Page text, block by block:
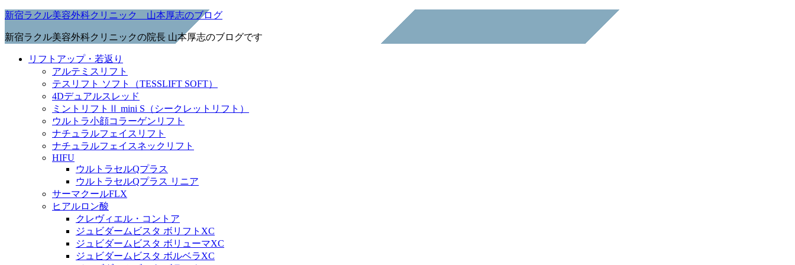
新宿ラクル美容外科クリニック 山本厚志のブログ
新宿ラクル美容外科クリニックの院長 山本厚志のブログです
リフトアップ・若返り
アルテミスリフト
テスリフト ソフト（TESSLIFT SOFT）
4Dデュアルスレッド
ミントリフトⅡ mini S（シークレットリフト）
ウルトラ小顔コラーゲンリフト
ナチュラルフェイスリフト
ナチュラルフェイスネックリフト
HIFU
ウルトラセルQプラス
ウルトラセルQプラス リニア
サーマクールFLX
ヒアルロン酸
クレヴィエル・コントア
ジュビダームビスタ ボリフトXC
ジュビダームビスタ ボリューマXC
ジュビダームビスタ ボルベラXC